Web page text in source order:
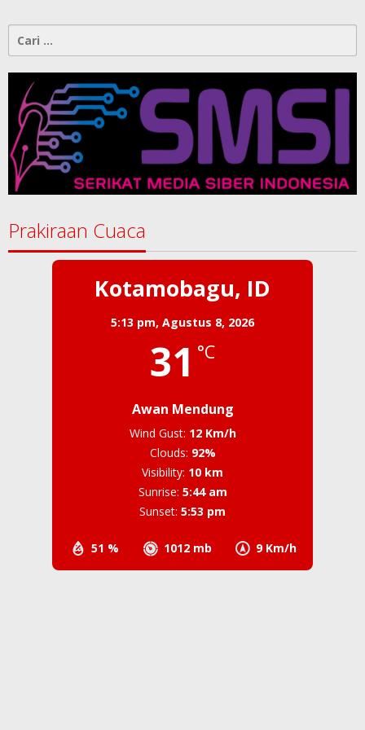
untuk:
Prakiraan Cuaca
Kotamobagu, ID
5:13 pm, Agustus 8, 2026
31 °C
Awan Mendung
51 % 1012 mb 9 Km/h
Wind Gust: 12 Km/h
Clouds: 92%
Visibility: 10 km
Sunrise: 5:44 am
Sunset: 5:53 pm